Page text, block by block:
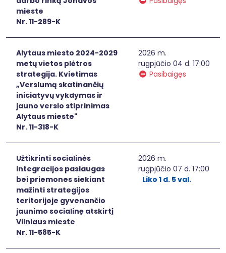
mieste
Nr. 11-289-K
Alytaus miesto 2024-2029
metų vietos plėtros
strategija. Kvietimas
„Verslumą skatinančių
iniciatyvų vykdymas ir
jauno verslo stiprinimas
Alytaus mieste"
Nr. 11-318-K
2026 m.
rugpjūčio 04 d. 17:00
Pasibaigęs
Užtikrinti socialinės
integracijos paslaugas
bei priemones siekiant
mažinti strategijos
teritorijoje gyvenančio
jaunimo socialinę atskirtį
Vilniaus mieste
Nr. 11-585-K
2026 m.
rugpjūčio 07 d. 17:00
Liko 1 d. 5 val.